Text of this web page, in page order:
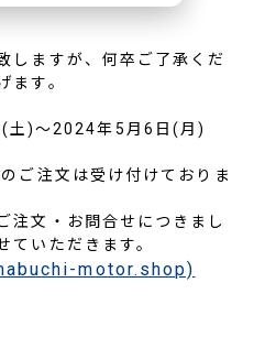
しますが、何卒ご了承くだ
ます。
)～2024年5月6日(月)
ご注文は受け付けておりま
文・お問合せにつきまし
ていただきます。
motor.shop)